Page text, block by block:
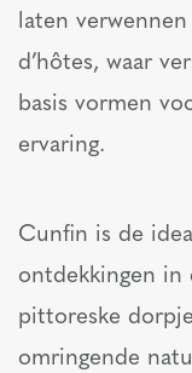
laten
d’hôtes, waar
basis vormen
ervaring.
Cunfin is de
ontdekkingen in
pittoreske
omringende